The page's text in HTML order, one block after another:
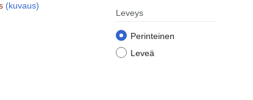
Leveys
Perinteinen
Leveä
(kuvaus)